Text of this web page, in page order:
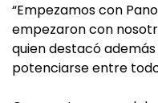
“Empezamos con
empezaron con
quien destacó
potenciarse entre